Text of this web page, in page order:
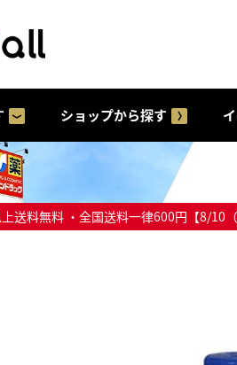
ショップから探す
送料無料 ・全国送料一律600円【8/10